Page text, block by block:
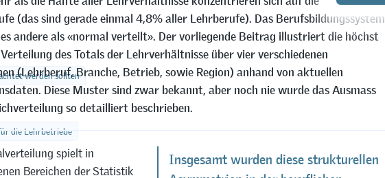
werden sollten
die Lehrbetriebe
(das sind gerade einmal 4,8% aller Lehrberufe). Das Berufsbildungssystem
andere als «normal verteilt». Der vorliegende Beitrag illustriert die höchst
des Totals der Lehrverhältnisse über vier verschiedenen
(Lehrberuf, Branche, Betrieb, sowie Region) anhand von aktuellen
Diese Muster sind zwar bekannt, aber noch nie wurde das Ausmass
so detailliert beschrieben.
Insgesamt wurden diese strukturellen
spielt in
Bereichen der Statistik